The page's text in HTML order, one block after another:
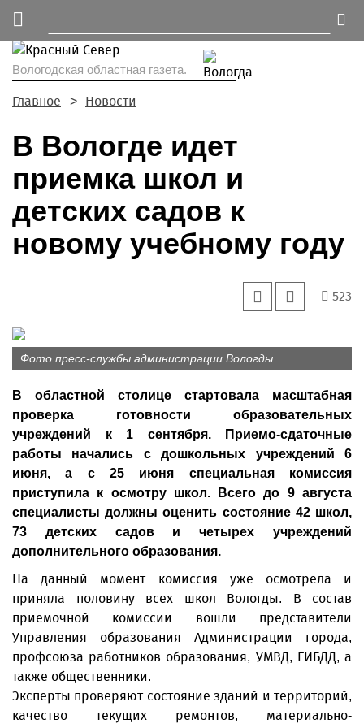
Вологодская областная газета.
Главное Новости
В Вологде идет
приемка школ и
детских садов к
новому учебному году
523
Фото пресс-службы администрации Вологды
В областной столице стартовала масштабная
проверка готовности образовательных
учреждений к 1 сентября. Приемо-сдаточные
работы начались с дошкольных учреждений 6
июня, а с 25 июня специальная комиссия
приступила к осмотру школ. Всего до 9 августа
специалисты должны оценить состояние 42 школ,
73 детских садов и четырех учреждений
дополнительного образования.
На данный момент комиссия уже осмотрела и
приняла половину всех школ Вологды. В состав
приемочной комиссии вошли представители
Управления образования Администрации города,
профсоюза работников образования, УМВД, ГИБДД, а
также общественники.
Эксперты проверяют состояние зданий и территорий,
качество текущих ремонтов, материально-